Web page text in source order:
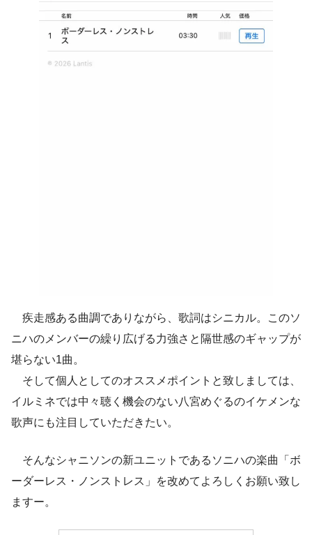
疾走感ある曲調でありながら、歌詞はシニカル。このソ
ニハのメンバーの繰り広げる力強さと隔世感のギャップが
堪らない1曲。
そして個人としてのオススメポイントと致しましては、
イルミネでは中々聴く機会のない八宮めぐるのイケメンな
歌声にも注目していただきたい。
そんなシャニソンの新ユニットであるソニハの楽曲「ボ
ーダーレス・ノンストレス」を改めてよろしくお願い致し
ますー。